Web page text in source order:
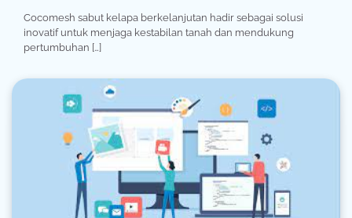
Cocomesh sabut kelapa berkelanjutan hadir sebagai solusi
inovatif untuk menjaga kestabilan tanah dan mendukung
pertumbuhan […]